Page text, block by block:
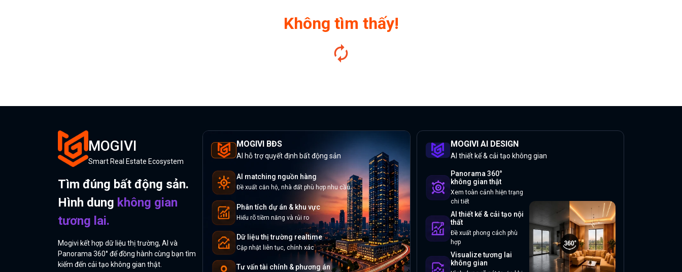
Không tìm thấy!
MOGIVI
Smart Real Estate Ecosystem
Tìm đúng bất động sản.
Hình dung không gian
tương lai.
Mogivi kết hợp dữ liệu thị trường, AI và
Panorama 360° để đồng hành cùng bạn tìm
kiếm đến cải tạo không gian thật.
MOGIVI BĐS
AI hỗ trợ quyết định bất động sản
AI matching nguồn hàng
Đề xuất căn hộ, nhà đất phù hợp nhu cầu
Phân tích dự án & khu vực
Hiểu rõ tiềm năng và rủi ro
Dữ liệu thị trường realtime
Cập nhật liên tục, chính xác
Tư vấn tài chính & phương án
MOGIVI AI DESIGN
AI thiết kế & cải tạo không gian
Panorama 360°
không gian thật
Xem toàn cảnh hiện trạng
chi tiết
AI thiết kế & cải tạo nội
thất
Đề xuất phong cách phù
hợp
Visualize tương lai
không gian